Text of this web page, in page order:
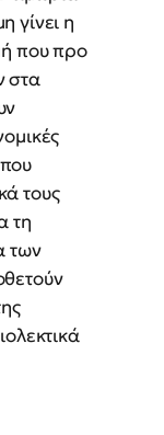
γίνει η
που προ
στα
τους
τη
των